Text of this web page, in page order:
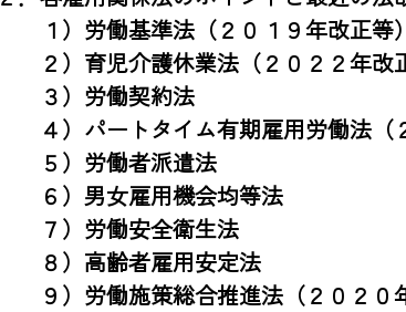
１）労働基準法（２０１９年改正等）
２）育児介護休業法（２０２２年改
３）労働契約法
４）パートタイム有期雇用労働法（
５）労働者派遣法
６）男女雇用機会均等法
７）労働安全衛生法
８）高齢者雇用安定法
９）労働施策総合推進法（２０２０